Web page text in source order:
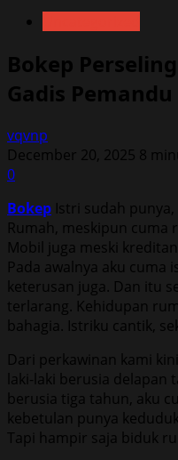
Bokep
Gadis
vqvnp
December 20, 2025 8
0
Bokep Istri sudah
Rumah, meskipun cuma
Mobil juga meski
Pada awalnya aku cuma
keterusan juga. Dan itu
terlarang. Kehidupan
bahagia. Istriku cantik,
Dari perkawinan kami
laki-laki berusia delapan
berusia tiga tahun, aku
kebetulan punya
Tapi hampir saja biduk